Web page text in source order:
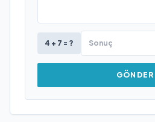
4 + 7 = ?
GÖNDER